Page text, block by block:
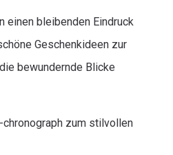
einen bleibenden Eindruck
Geschenkideen zur
bewundernde Blicke
chronograph zum stilvollen